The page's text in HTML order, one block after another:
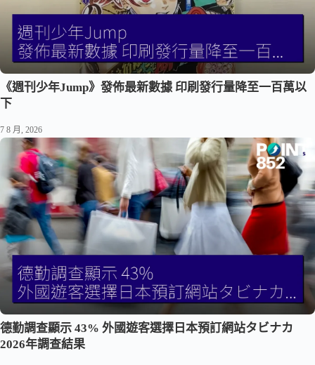
《週刊少年Jump》發佈最新數據 印刷發行量降至一百萬以
下
7 8 月, 2026
德勤調查顯示 43% 外國遊客選擇日本預訂網站タビナカ
2026年調查結果